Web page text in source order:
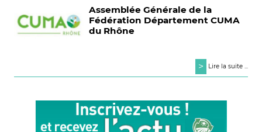
Assemblée Générale de la
Fédération Département CUMA
du Rhône
> Lire la suite ...